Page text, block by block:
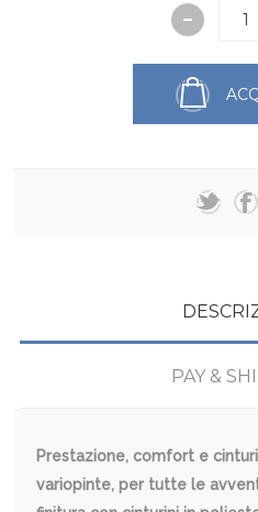
PAY &
Prestazione, comfort e
variopinte, per tutte le